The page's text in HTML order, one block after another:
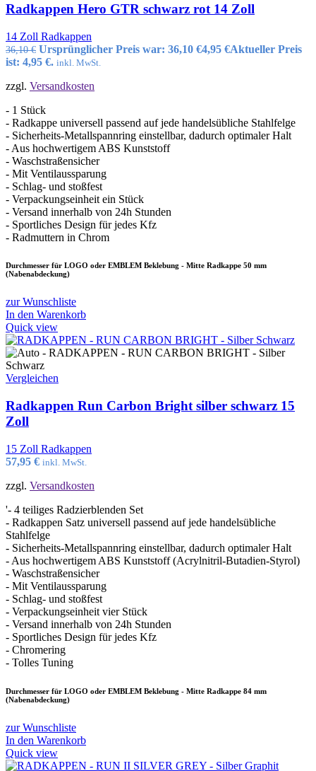
Radkappen Hero GTR schwarz rot 14 Zoll
14 Zoll Radkappen
36,10€ Ursprünglicher Preis war: 36,10 €4,95 €Aktueller Preis
ist: 4,95 €. inkl. MwSt.
zzgl. Versandkosten
- 1 Stück
- Radkappe universell passend auf jede handelsübliche Stahlfelge
- Sicherheits-Metallspannring einstellbar, dadurch optimaler Halt
- Aus hochwertigem ABS Kunststoff
- Waschstraßensicher
- Mit Ventilaussparung
- Schlag- und stoßfest
- Verpackungseinheit ein Stück
- Versand innerhalb von 24h Stunden
- Sportliches Design für jedes Kfz
- Radmuttern in Chrom
Durchmesser für LOGO oder EMBLEM Beklebung - Mitte Radkappe 50 mm
(Nabenabdeckung)
zur Wunschliste
In den Warenkorb
Quick view
Vergleichen
Radkappen Run Carbon Bright silber schwarz 15
Zoll
15 Zoll Radkappen
57,95 € inkl. MwSt.
zzgl. Versandkosten
'- 4 teiliges Radzierblenden Set
- Radkappen Satz universell passend auf jede handelsübliche
Stahlfelge
- Sicherheits-Metallspannring einstellbar, dadurch optimaler Halt
- Aus hochwertigem ABS Kunststoff (Acrylnitril-Butadien-Styrol)
- Waschstraßensicher
- Mit Ventilaussparung
- Schlag- und stoßfest
- Verpackungseinheit vier Stück
- Versand innerhalb von 24h Stunden
- Sportliches Design für jedes Kfz
- Chromering
- Tolles Tuning
Durchmesser für LOGO oder EMBLEM Beklebung - Mitte Radkappe 84 mm
(Nabenabdeckung)
zur Wunschliste
In den Warenkorb
Quick view